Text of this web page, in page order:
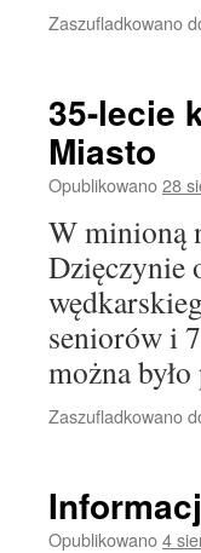
Zaszufladkowano
35-lecie
Miasto
Opublikowano28
W minioną
Dzięczynie
seniorów i
można
Zaszufladkowano
Opublikowano4